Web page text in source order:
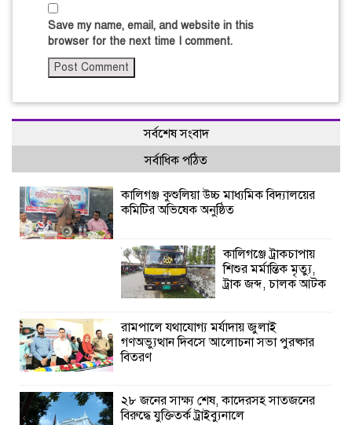
Save my name, email, and website in this
browser for the next time I comment.
সর্বশেষ সংবাদ
সর্বাধিক পঠিত
কালিগঞ্জ কুশুলিয়া উচ্চ মাধ্যমিক বিদ্যালয়ের
কমিটির অভিষেক অনুষ্ঠিত
কালিগঞ্জে ট্রাকচাপায়
শিশুর মর্মান্তিক মৃত্যু,
ট্রাক জব্দ, চালক আটক
রামপালে যথাযোগ্য মর্যাদায় জুলাই
গণঅভ্যুত্থান দিবসে আলোচনা সভা পুরষ্কার
বিতরণ
২৮ জনের সাক্ষ্য শেষ, কাদেরসহ সাতজনের
বিরুদ্ধে যুক্তিতর্ক ট্রাইব্যুনালে